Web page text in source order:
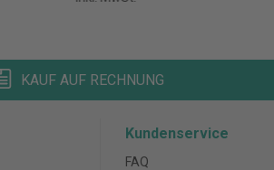
KAUF AUF RECHNUNG
Kundenservice
FAQ